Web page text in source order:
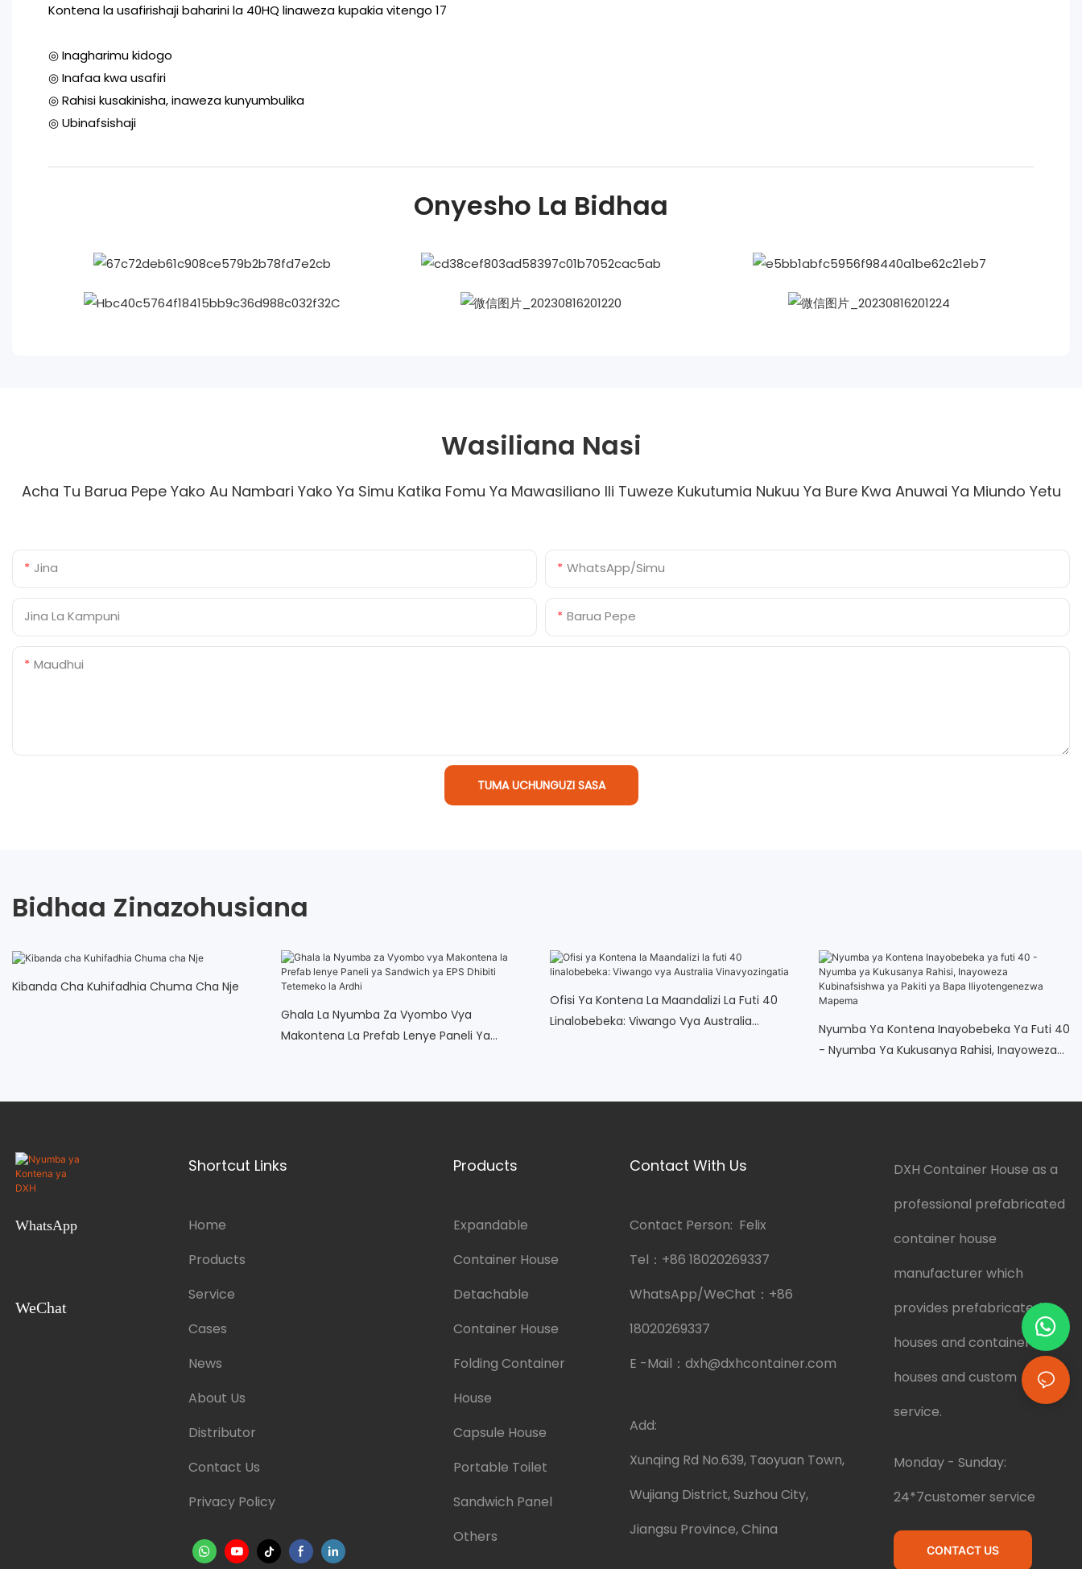
Kontena la usafirishaji baharini la 40HQ linaweza kupakia vitengo 17
◎ Inagharimu kidogo
◎ Inafaa kwa usafiri
◎ Rahisi kusakinisha, inaweza kunyumbulika
◎ Ubinafsishaji
Onyesho La Bidhaa
Wasiliana Nasi
Acha Tu Barua Pepe Yako Au Nambari Yako Ya Simu Katika Fomu Ya Mawasiliano Ili Tuweze Kukutumia Nukuu Ya Bure Kwa Anuwai Ya Miundo Yetu
Jina WhatsApp/Simu
Jina La Kampuni Barua Pepe
Maudhui
TUMA UCHUNGUZI SASA
Bidhaa Zinazohusiana
Kibanda Cha Kuhifadhia Chuma Cha Nje
Ghala La Nyumba Za Vyombo Vya
Makontena La Prefab Lenye Paneli Ya
Ofisi Ya Kontena La Maandalizi La Futi 40
Linalobebeka: Viwango Vya Australia
Nyumba Ya Kontena Inayobebeka Ya Futi 40
- Nyumba Ya Kukusanya Rahisi, Inayoweza
WhatsApp
WeChat
Shortcut Links
Home
Products
Service
Cases
News
About Us
Distributor
Contact Us
Privacy Policy
Products
Expandable
Container House
Detachable
Container House
Folding Container
House
Capsule House
Portable Toilet
Sandwich Panel
Others
Contact With Us
Contact Person: Felix
Tel： +86 18020269337
WhatsApp/WeChat： +86
18020269337
E -Mail： dxh@dxhcontainer.com
Add:
Xunqing Rd No.639, Taoyuan Town,
Wujiang District, Suzhou City,
Jiangsu Province, China
DXH Container House as a
professional prefabricated
container house
manufacturer which
provides prefabricated
houses and container
houses and custom
service.
Monday - Sunday:
24*7customer service
CONTACT US